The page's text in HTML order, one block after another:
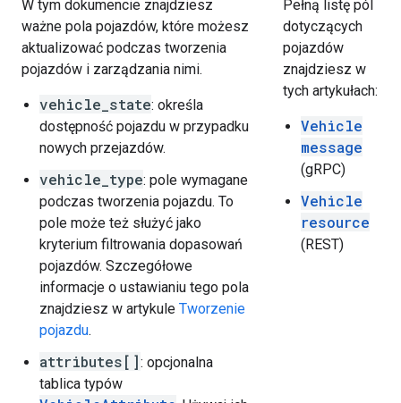
W tym dokumencie znajdziesz
ważne pola pojazdów, które możesz
aktualizować podczas tworzenia
pojazdów i zarządzania nimi.
vehicle_state: określa
dostępność pojazdu w przypadku
nowych przejazdów.
vehicle_type: pole wymagane
podczas tworzenia pojazdu. To
pole może też służyć jako
kryterium filtrowania dopasowań
pojazdów. Szczegółowe
informacje o ustawianiu tego pola
znajdziesz w artykule Tworzenie
pojazdu.
attributes[]: opcjonalna
tablica typów
Pełną listę pól
dotyczących
pojazdów
znajdziesz w
tych artykułach:
Vehicle
message
(gRPC)
Vehicle
resource
(REST)